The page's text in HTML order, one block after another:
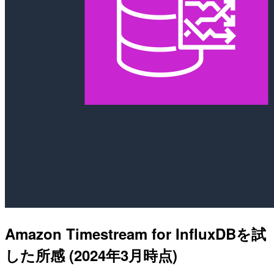
Amazon Timestream for InfluxDBを試
した所感 (2024年3月時点)